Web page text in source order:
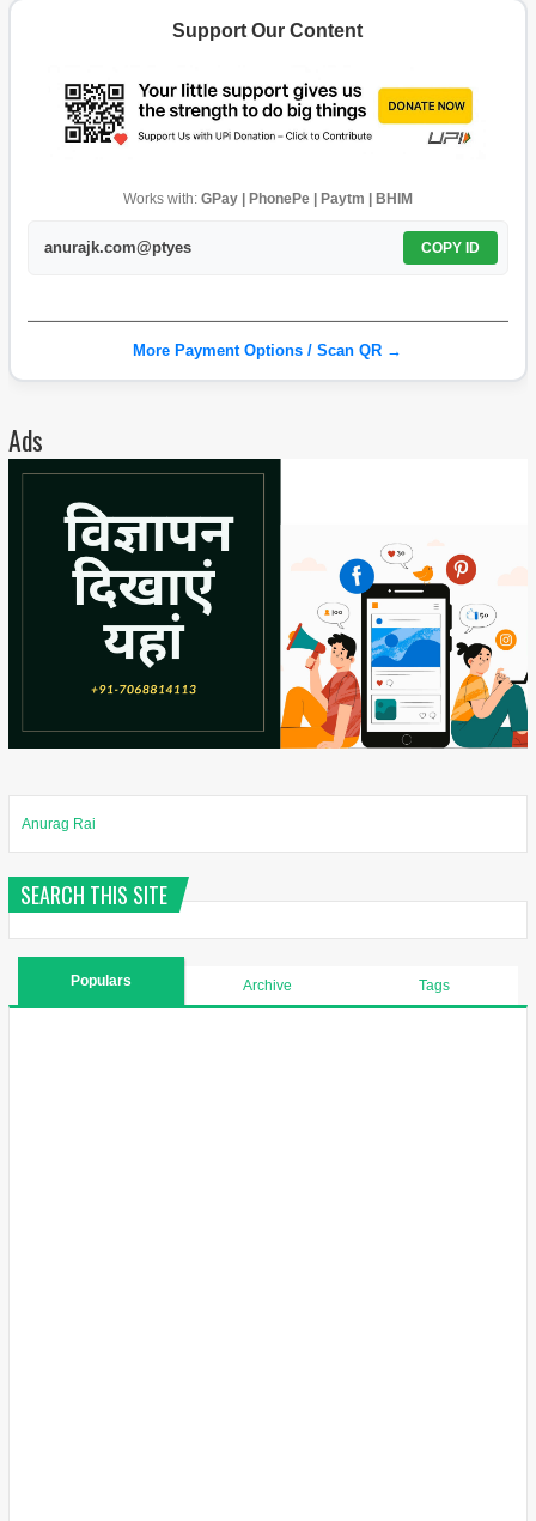
Support Our Content
Works with: GPay | PhonePe | Paytm | BHIM
anurajk.com@ptyes COPY ID
More Payment Options / Scan QR →
Ads
Anurag Rai
SEARCH THIS SITE
Populars Archive Tags